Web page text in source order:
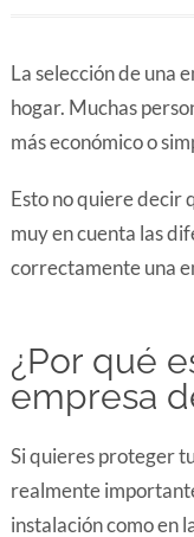
La selección de una
hogar. Muchas
más económico o
Esto no quiere decir
muy en cuenta las
correctamente una
¿Por qué
empresa
Si quieres proteger
realmente
instalación como en